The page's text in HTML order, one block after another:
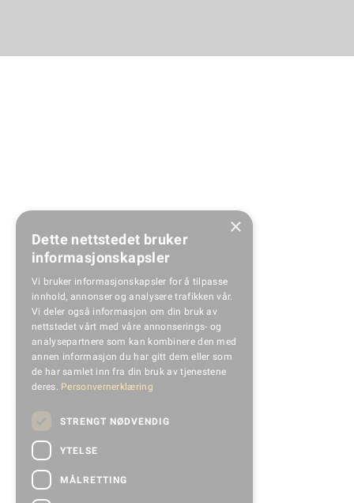
×
Dette nettstedet bruker
informasjonskapsler
Vi bruker informasjonskapsler for å tilpasse
innhold, annonser og analysere trafikken vår.
Vi deler også informasjon om din bruk av
nettstedet vårt med våre annonserings- og
analysepartnere som kan kombinere den med
annen informasjon du har gitt dem eller som
de har samlet inn fra din bruk av tjenestene
deres. Personvernerklæring
STRENGT NØDVENDIG
YTELSE
MÅLRETTING